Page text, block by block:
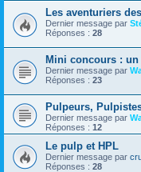
Les aventuriers
Dernier message par
Réponses : 28
Mini concours :
Dernier message par
Réponses : 23
Pulpeurs,
Dernier message par
Réponses : 12
Le pulp et HPL
Dernier message par
Réponses : 28